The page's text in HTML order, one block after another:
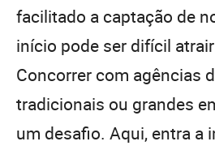
facilitado a captação de
início pode ser difícil
Concorrer com agências
tradicionais ou grandes
um desafio. Aqui, entra a